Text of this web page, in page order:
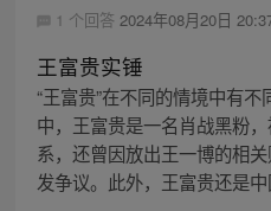
1 个回答 2024年08月20日
王富贵实锤
“王富贵”在不同的情境中有
中，王富贵是一名肖战黑粉
系，还曾因放出王一博的相
发争议。此外，王富贵还是